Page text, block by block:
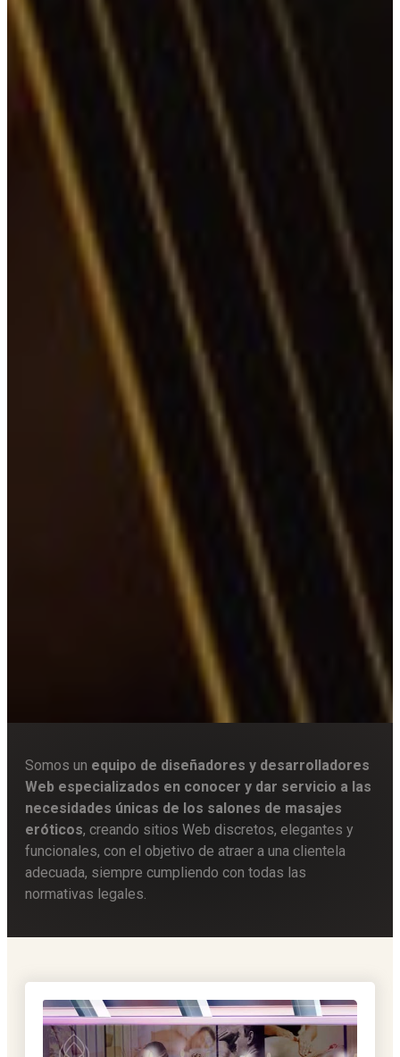
Somos un equipo de diseñadores y desarrolladores
Web especializados en conocer y dar servicio a las
necesidades únicas de los salones de masajes
eróticos, creando sitios Web discretos, elegantes y
funcionales, con el objetivo de atraer a una clientela
adecuada, siempre cumpliendo con todas las
normativas legales.